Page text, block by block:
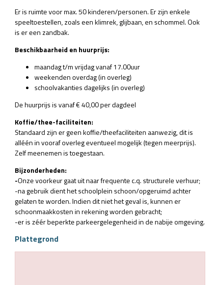
Er is ruimte voor max. 50 kinderen/personen. Er zijn enkele
speeltoestellen, zoals een klimrek, glijbaan, en schommel. Ook
is er een zandbak.
Beschikbaarheid en huurprijs:
maandag t/m vrijdag vanaf 17.00uur
weekenden overdag (in overleg)
schoolvakanties dagelijks (in overleg)
De huurprijs is vanaf € 40,00 per dagdeel
Koffie/thee-faciliteiten:
Standaard zijn er geen koffie/theefaciliteiten aanwezig, dit is
alléén in vooraf overleg eventueel mogelijk (tegen meerprijs).
Zelf meenemen is toegestaan.
Bijzonderheden:
-Onze voorkeur gaat uit naar frequente c.q. structurele verhuur;
-na gebruik dient het schoolplein schoon/opgeruimd achter
gelaten te worden. Indien dit niet het geval is, kunnen er
schoonmaakkosten in rekening worden gebracht;
-er is zéér beperkte parkeergelegenheid in de nabije omgeving.
Plattegrond